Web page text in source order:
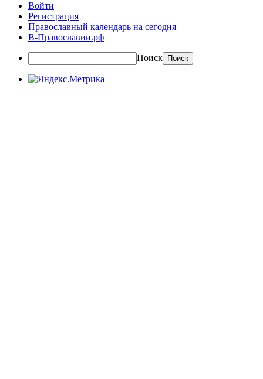
Войти
Регистрация
Православный календарь на сегодня
В-Православии.рф
Поиск